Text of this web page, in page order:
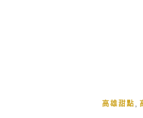
高雄甜點